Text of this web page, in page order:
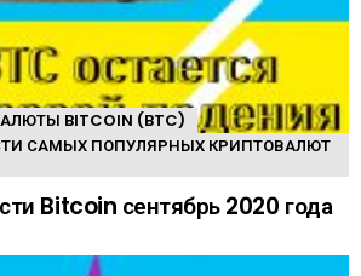
BITCOIN (BTC)
САМЫХ ПОПУЛЯРНЫХ КРИПТОВАЛЮТ
Bitcoin сентябрь 2020 года